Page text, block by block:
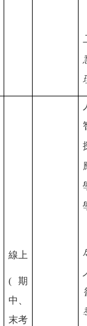
線上
(期
中、
末考